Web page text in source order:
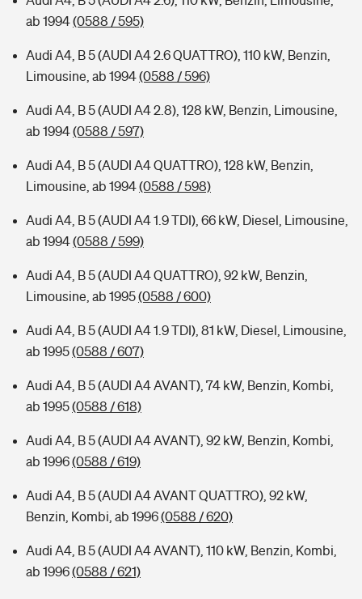
ab 1994(0588 / 595)
Audi A4, B 5 (AUDI A4 2.6 QUATTRO), 110 kW, Benzin,
Limousine, ab 1994(0588 / 596)
Audi A4, B 5 (AUDI A4 2.8), 128 kW, Benzin, Limousine,
ab 1994(0588 / 597)
Audi A4, B 5 (AUDI A4 QUATTRO), 128 kW, Benzin,
Limousine, ab 1994(0588 / 598)
Audi A4, B 5 (AUDI A4 1.9 TDI), 66 kW, Diesel, Limousine,
ab 1994(0588 / 599)
Audi A4, B 5 (AUDI A4 QUATTRO), 92 kW, Benzin,
Limousine, ab 1995(0588 / 600)
Audi A4, B 5 (AUDI A4 1.9 TDI), 81 kW, Diesel, Limousine,
ab 1995(0588 / 607)
Audi A4, B 5 (AUDI A4 AVANT), 74 kW, Benzin, Kombi,
ab 1995(0588 / 618)
Audi A4, B 5 (AUDI A4 AVANT), 92 kW, Benzin, Kombi,
ab 1996(0588 / 619)
Audi A4, B 5 (AUDI A4 AVANT QUATTRO), 92 kW,
Benzin, Kombi, ab 1996(0588 / 620)
Audi A4, B 5 (AUDI A4 AVANT), 110 kW, Benzin, Kombi,
ab 1996(0588 / 621)